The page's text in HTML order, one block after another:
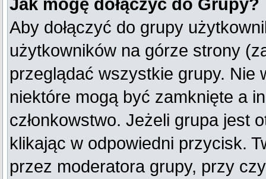
Jak mogę dołączyć do Grupy?
Aby dołączyć do grupy
użytkowników na górze strony
przeglądać wszystkie grupy. Nie
niektóre mogą być zamknięte a
członkowstwo. Jeżeli grupa jest
klikając w odpowiedni przycisk.
przez moderatora grupy, przy